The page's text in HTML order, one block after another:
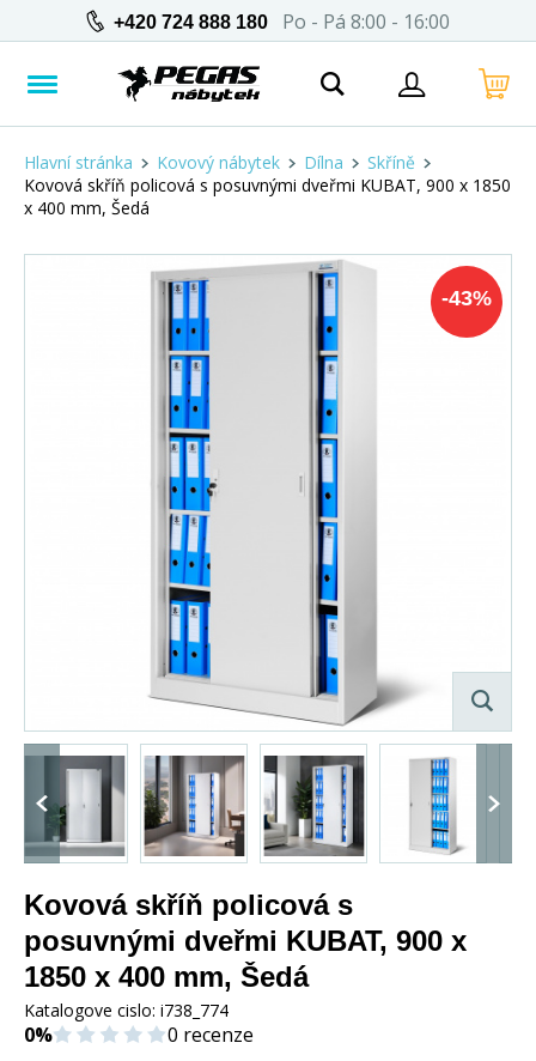
+420 724 888 180 Po - Pá 8:00 - 16:00
Hlavní stránka Kovový nábytek Dílna
Skříně
Kovová skříň policová s posuvnými dveřmi KUBAT, 900 x 1850
x 400 mm, Šedá
-43%
Kovová skříň policová s
posuvnými dveřmi KUBAT, 900 x
1850 x 400 mm, Šedá
Katalogove cislo: i738_774
0% 0 recenze